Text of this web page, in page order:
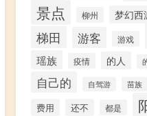
景点 柳州 梦幻西
梯田 游客 游戏
瑶族 疫情 的人
自己的 自驾游 苗族
费用 还不 都是